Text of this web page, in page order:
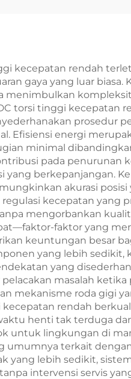
kecepatan rendah
gaya yang luar
torsi tinggi kecepatan
prosedur
Efisiensi energi
minimal
pada penurunan
yang berkepanjangan.
akurasi
kecepatan yang
mengorbankan
faktor yang
keuntungan besar
yang lebih sedikit,
yang
masalah
mekanisme roda gigi
rendah
henti tak terduga
untuk lingkungan di
umumnya terkait
yang lebih sedikit,
intervensi servis